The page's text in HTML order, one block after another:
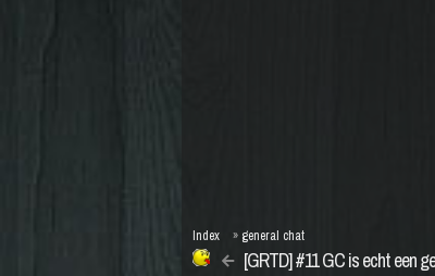
[GRTD] #11 GC is echt een
Index » general chat